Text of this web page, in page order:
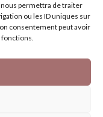
nous permettra de traiter
ou les ID uniques sur
consentement peut avoir